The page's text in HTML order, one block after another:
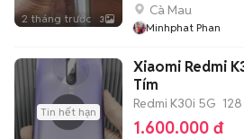
2 tháng trước 3
Cà Mau
Minhphat Phan
Tin hết hạn
Xiaomi Redmi
Tím
Redmi K30i 5G
1.600.000 đ